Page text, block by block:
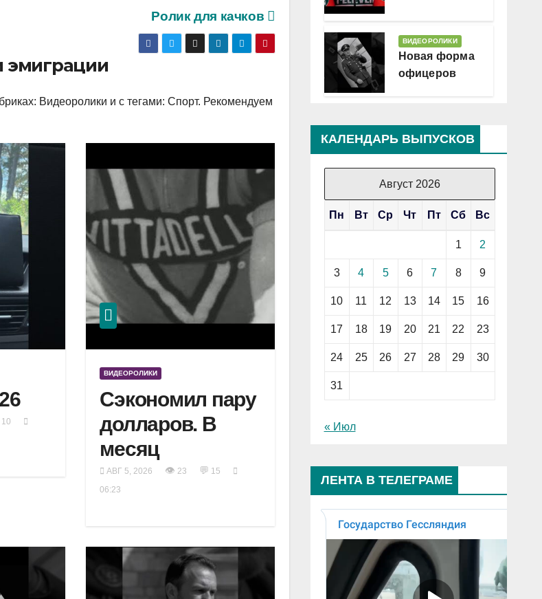
Ролик для качков
эмиграции
Видеоролики и с тегами: Спорт. Рекомендуем
10
ВИДЕОРОЛИКИ
Сэкономил пару
долларов. В
месяц
АВГ 5, 2026 👁 23 💬 15
06:23
ВИДЕОРОЛИКИ
Новая форма
офицеров
КАЛЕНДАРЬ ВЫПУСКОВ
Август 2026
Пн Вт Ср Чт Пт Сб Вс
1 2
3 4 5 6 7 8 9
10 11 12 13 14 15 16
17 18 19 20 21 22 23
24 25 26 27 28 29 30
31
« Июл
ЛЕНТА В ТЕЛЕГРАМЕ